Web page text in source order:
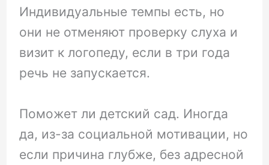
Индивидуальные темпы есть, но
они не отменяют проверку слуха и
визит к логопеду, если в три года
речь не запускается.
Поможет ли детский сад. Иногда
да, из-за социальной мотивации, но
если причина глубже, без адресной